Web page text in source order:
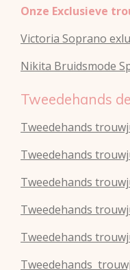
Onze Exclusieve
Victoria Soprano
Nikita Bruidsmode
Tweedehands
Tweedehands
Tweedehands
Tweedehands
Tweedehands
Tweedehands
Tweedehands